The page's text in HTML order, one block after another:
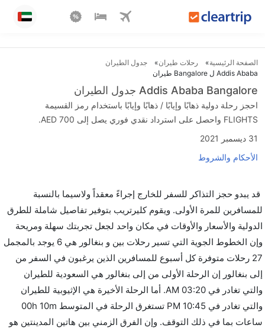
الصفحة الرئيسية رحلات طيران
جدول الطيران
Addis Ababa ل Bangalore طيران
Addis Ababa Bangalore جدول الطيران
احجز رحلة دولية ذهابًا وإيابًا / ذهابًا وإيابًا باستخدام رمز القسيمة
FLIGHTS واحصل على استرداد نقدي فوري يصل إلى AED 700.
31 ديسمبر 2021
الأحكام والشروط
قد يبدو حجز التذاكر للسفر للخارج إجراءً معقداً ولاسيما بالنسبة
للمسافرين للمرة الأولى. ويقوم كليرتريب بتوفير تفاصيل شاملة للطرق
الدولية والأسعار والأوقات في مكان واحد لجعل تجربتك سهلة ومريحة
وإن الخطوط الجوية التي تسير رحلات بين و بنغالور هي 6 يوجد بالمجمل
27 رحلات متوفرة كل أسبوع للمسافرين الذين يرغبون في السفر من
إلى بنغالور إن الرحلة الأولى من إلى بنغالور هي السعودية للطيران
والتي تغادر في 03:20 AM. أما الرحلة الأخيرة هي الإثيوبية للطيران
والتي تغادر في 10:45 PM تستغرق الرحلة في المتوسط 00h 10m
ساعات بما في ذلك التوقف. وإن الفرق الزمني بين هاتين المدينتين هو